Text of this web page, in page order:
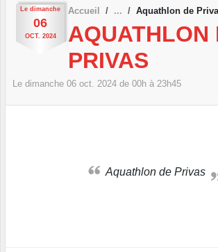
Le dimanche
06
OCT. 2024
Accueil Aquathlon de
AQUATHLON
PRIVAS
Le dimanche 06 oct. 2024 de 00h à 23h45
Aquathlon de Privas